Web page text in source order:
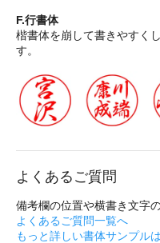
F.行書体
楷書体を崩して書きやすく
す。
よくあるご質問
備考欄の位置や横書き文字
よくあるご質問一覧へ
もっと詳しい書体サンプル